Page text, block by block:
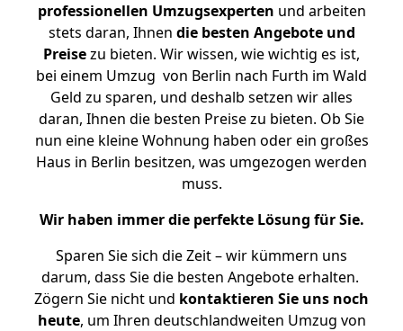
professionellen Umzugsexperten und arbeiten
stets daran, Ihnen die besten Angebote und
Preisezu bieten. Wir wissen, wie wichtig es ist,
bei einem Umzug von Berlin nach Furth im Wald
Geld zu sparen, und deshalb setzen wir alles
daran, Ihnen die besten Preise zu bieten. Ob Sie
nun eine kleine Wohnung haben oder ein großes
Haus in Berlin besitzen, was umgezogen werden
muss.
Wir haben immer die perfekte Lösung für Sie.
Sparen Sie sich die Zeit – wir kümmern uns
darum, dass Sie die besten Angebote erhalten.
Zögern Sie nicht und kontaktieren Sie uns noch
heute, um Ihren deutschlandweiten Umzug von